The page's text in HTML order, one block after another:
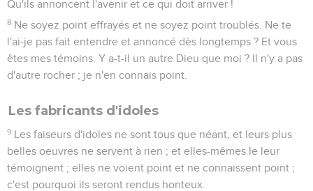
Qu'ils annoncent l'avenir et ce qui doit arriver !
8 Ne soyez point effrayés et ne soyez point troublés. Ne te
l'ai-je pas fait entendre et annoncé dès longtemps ? Et vous
êtes mes témoins. Y a-t-il un autre Dieu que moi ? Il n'y a pas
d'autre rocher ; je n'en connais point.
Les fabricants d'idoles
9 Les faiseurs d'idoles ne sont tous que néant, et leurs plus
belles oeuvres ne servent à rien ; et elles-mêmes le leur
témoignent ; elles ne voient point et ne connaissent point ;
c'est pourquoi ils seront rendus honteux.